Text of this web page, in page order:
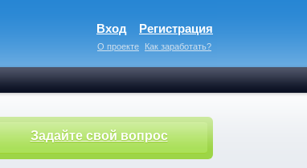
Вход Регистрация
О проекте Как заработать?
Задайте свой вопрос